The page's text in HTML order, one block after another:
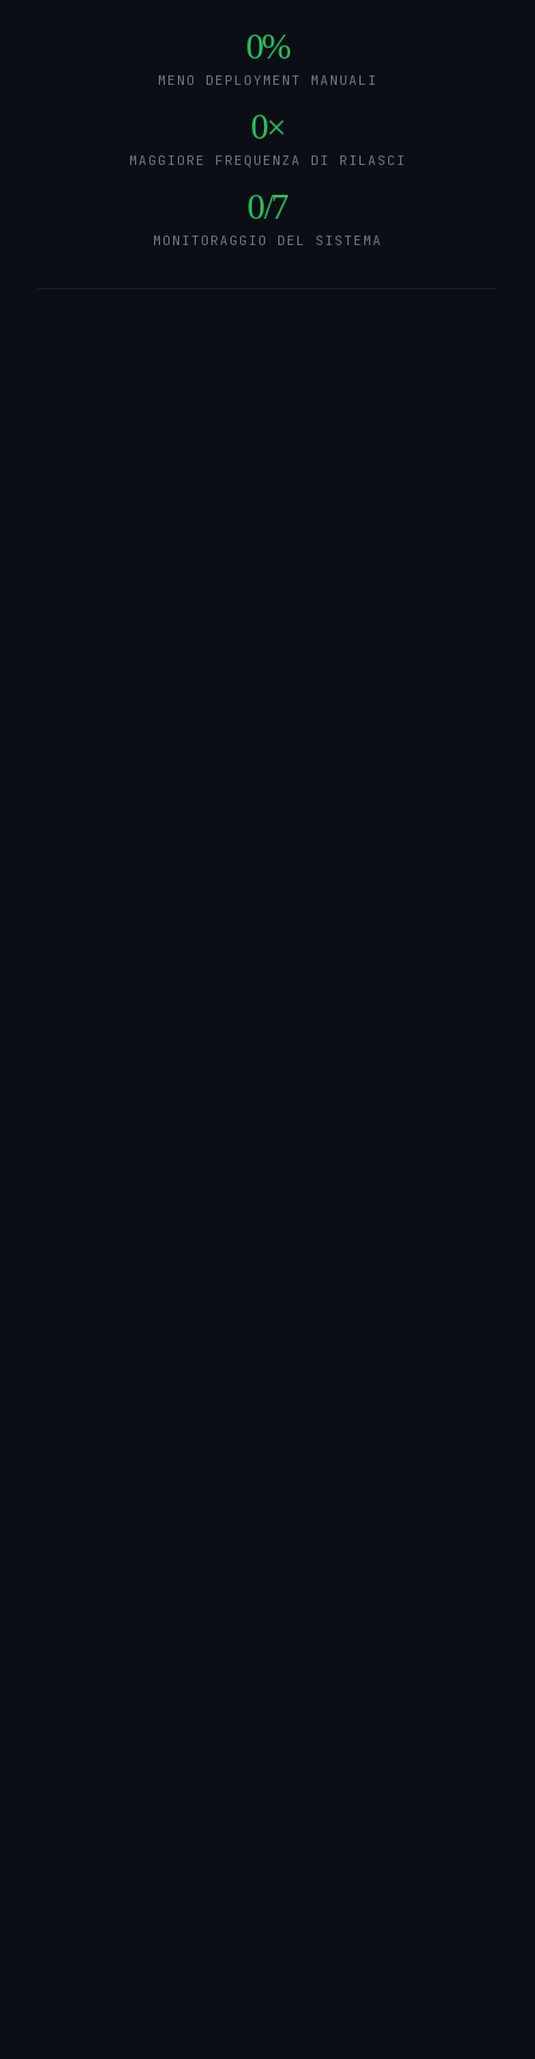
0%
MENO DEPLOYMENT MANUALI
0×
MAGGIORE FREQUENZA DI RILASCI
0/7
MONITORAGGIO DEL SISTEMA